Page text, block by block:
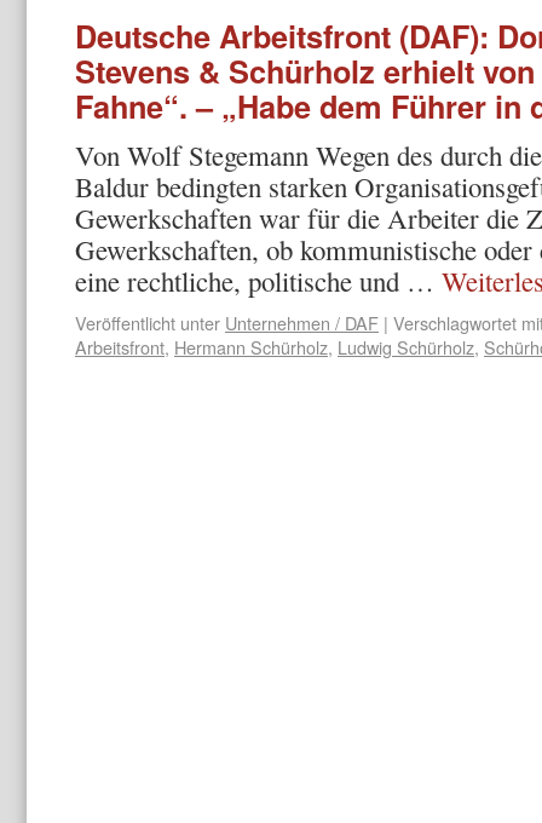
Deutsche Arbeitsfront (DAF):
Stevens & Schürholz erhielt
Fahne“. – „Habe dem Führer in
Von Wolf Stegemann Wegen des durch
Baldur bedingten starken
Gewerkschaften war für die Arbeiter die
Gewerkschaften, ob kommunistische
eine rechtliche, politische und …
Veröffentlicht unter Unternehmen / DAF | Verschlagwortet
Arbeitsfront, Hermann Schürholz, Ludwig Schürholz,